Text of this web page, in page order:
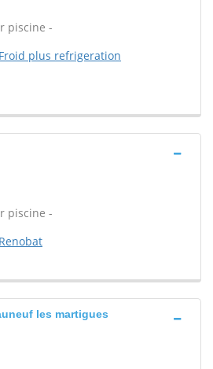
piscine -
Froid plus refrigeration
piscine -
Renobat
les martigues